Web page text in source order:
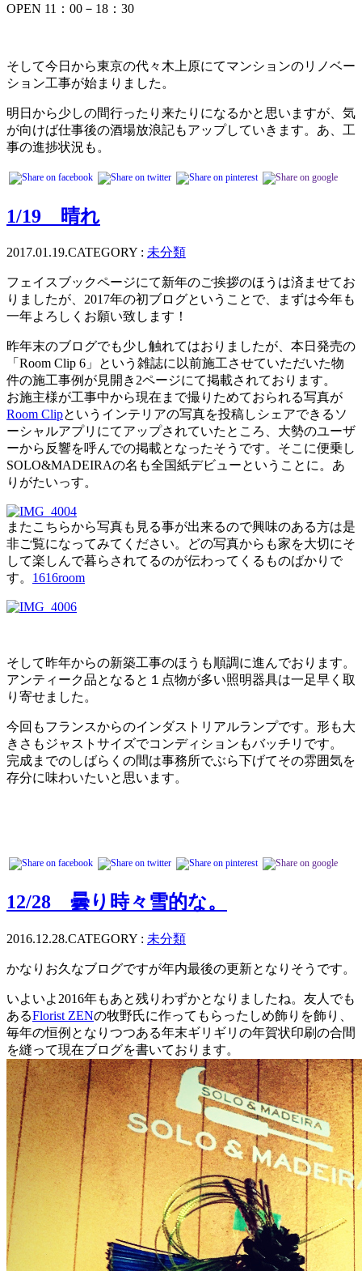
OPEN 11：00－18：30
そして今日から東京の代々木上原にてマンションのリノベー
ション工事が始まりました。
明日から少しの間行ったり来たりになるかと思いますが、気
が向けば仕事後の酒場放浪記もアップしていきます。あ、工
事の進捗状況も。
1/19 晴れ
2017.01.19.CATEGORY : 未分類
フェイスブックページにて新年のご挨拶のほうは済ませてお
りましたが、2017年の初ブログということで、まずは今年も
一年よろしくお願い致します！
昨年末のブログでも少し触れてはおりましたが、本日発売の
「Room Clip 6」という雑誌に以前施工させていただいた物
件の施工事例が見開き2ページにて掲載されております。
お施主様が工事中から現在まで撮りためておられる写真が
Room Clipというインテリアの写真を投稿しシェアできるソ
ーシャルアプリにてアップされていたところ、大勢のユーザ
ーから反響を呼んでの掲載となったそうです。そこに便乗し
SOLO&MADEIRAの名も全国紙デビューということに。あ
りがたいっす。
またこちらから写真も見る事が出来るので興味のある方は是
非ご覧になってみてください。どの写真からも家を大切にそ
して楽しんで暮らされてるのが伝わってくるものばかりで
す。 1616room
そして昨年からの新築工事のほうも順調に進んでおります。
アンティーク品となると１点物が多い照明器具は一足早く取
り寄せました。
今回もフランスからのインダストリアルランプです。形も大
きさもジャストサイズでコンディションもバッチリです。
完成までのしばらくの間は事務所でぶら下げてその雰囲気を
存分に味わいたいと思います。
12/28 曇り時々雪的な。
2016.12.28.CATEGORY : 未分類
かなりお久なブログですが年内最後の更新となりそうです。
いよいよ2016年もあと残りわずかとなりましたね。友人でも
あるFlorist ZENの牧野氏に作ってもらったしめ飾りを飾り、
毎年の恒例となりつつある年末ギリギリの年賀状印刷の合間
を縫って現在ブログを書いております。